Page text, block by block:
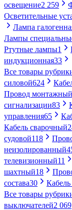
освещение2 259
Осветительные
Лампа
Лампы
Ртутные лампы1
индукционная33
Все товары
силовой624
Провод монтажный
сигнализации83
управления65
Кабель сварочный
судовой118
неизолированный
телевизионный11
шахтный18
состава30
Все товары
выключателей2 069